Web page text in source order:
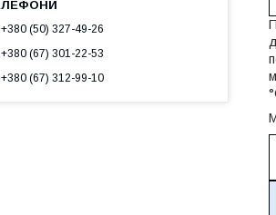
+380 (50) 327-49-26
+380 (67) 301-22-53
+380 (67) 312-99-10